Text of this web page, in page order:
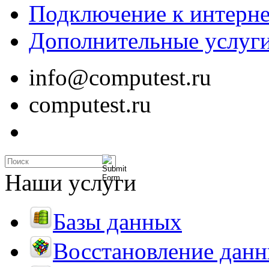
Подключение к
Дополнительные
info@computest.ru
computest.ru
Наши услуги
Базы данных
Восстановление